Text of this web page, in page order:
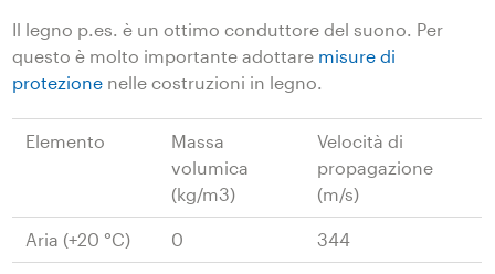
Il legno p.es. è un ottimo conduttore del suono. Per
questo è molto importante adottare misure di
protezione nelle costruzioni in legno.
Elemento
Massa
volumica
(kg/m3)
Velocità di
propagazione
(m/s)
Aria (+20 °C) 0 344